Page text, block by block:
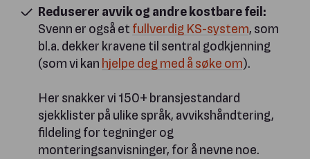
Reduserer avvik og andre kostbare feil:
Svenn er også et fullverdig KS-system, som
bl.a. dekker kravene til sentral godkjenning
(som vi kan hjelpe deg med å søke om).
Her snakker vi 150+ bransjestandard
sjekklister på ulike språk, avvikshåndtering,
fildeling for tegninger og
monteringsanvisninger, for å nevne noe.